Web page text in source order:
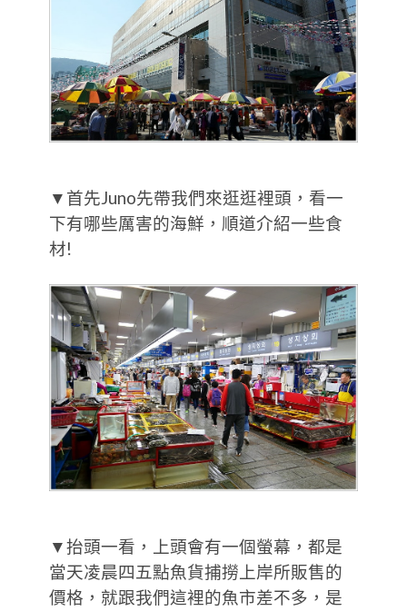
▼首先Juno先帶我們來逛逛裡頭，看一
下有哪些厲害的海鮮，順道介紹一些食
材!
▼抬頭一看，上頭會有一個螢幕，都是
當天凌晨四五點魚貨捕撈上岸所販售的
價格，就跟我們這裡的魚市差不多，是